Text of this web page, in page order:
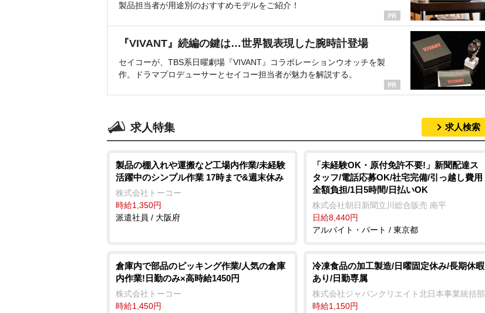
製品担当者が用途別のおすすめモデルをご紹介！
『VIVANT』続編の鍵は…世界観表現した腕時計登場
セイコーが、TBS系日曜劇場『VIVANT』コラボレーションウオッチを製
作。ドラマプロデューサーとセイコー担当者が魅力を解説する。
求人特集 求人検索
製品の棚入れや運搬など工場内作業/未経験
活躍中のシンプル作業 17時まで&週末休み
株式会社トーコー
時給1,350円
派遣社員 / 大阪府
「未経験OK・原付免許不要!」新聞配達ス
タッフ/電話応募OK/社宅完備/引っ越し費用
全額負担/1日5時間/日払いOK
株式会社朝日新聞立川総合販売 南平
日給8,440円
アルバイト・パート / 東京都
倉庫内で部品のピッキング作業/人気の倉庫
内作業!日勤のみ×高時給1450円
株式会社トーコー
時給1,450円
冷凍食品の加工製造/日曜固定休み/長期休暇
あり/日勤専属
株式会社ジャパンクリエイト北日本事業統括部
時給1,150円